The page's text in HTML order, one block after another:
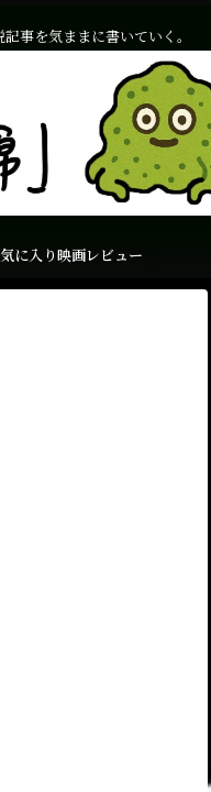
事を気ままに書いていく。
に入り映画レビュー